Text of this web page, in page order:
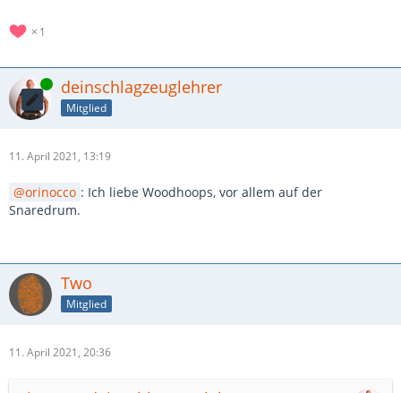
1
Online deinschlagzeuglehrer
Mitglied
11. April 2021, 13:19
orinocco : Ich liebe Woodhoops, vor allem auf der
Snaredrum.
Two
Mitglied
11. April 2021, 20:36